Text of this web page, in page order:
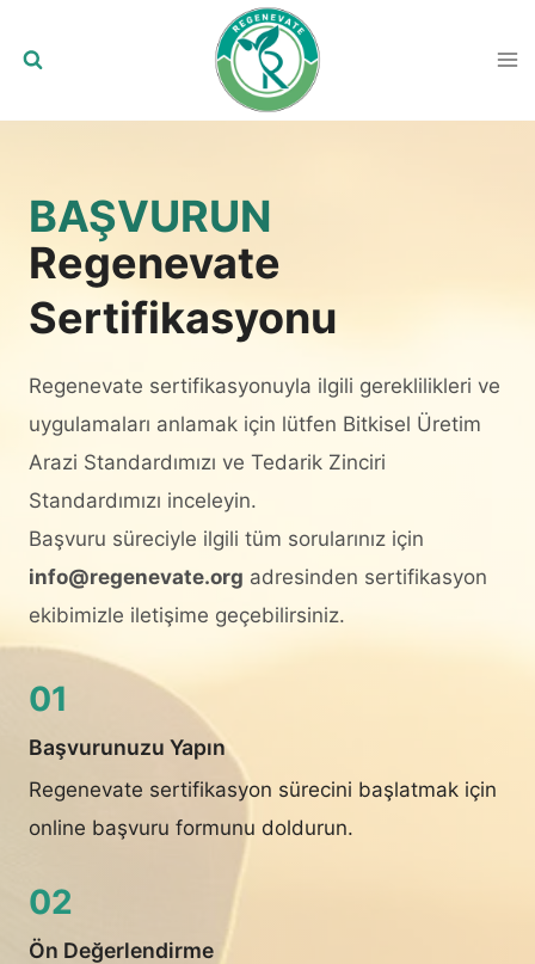
BAŞVURUN
Regenevate
Sertifikasyonu
Regenevate sertifikasyonuyla ilgili gereklilikleri ve
uygulamaları anlamak için lütfen Bitkisel Üretim
Arazi Standardımızı ve Tedarik Zinciri
Standardımızı inceleyin.
Başvuru süreciyle ilgili tüm sorularınız için
info@regenevate.org adresinden sertifikasyon
ekibimizle iletişime geçebilirsiniz.
01
Başvurunuzu Yapın
Regenevate sertifikasyon sürecini başlatmak için
online başvuru formunu doldurun.
02
Ön Değerlendirme